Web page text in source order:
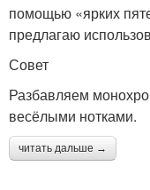
помощью «ярких
предлагаю
Совет
Разбавляем
весёлыми нотками.
читать дальше →